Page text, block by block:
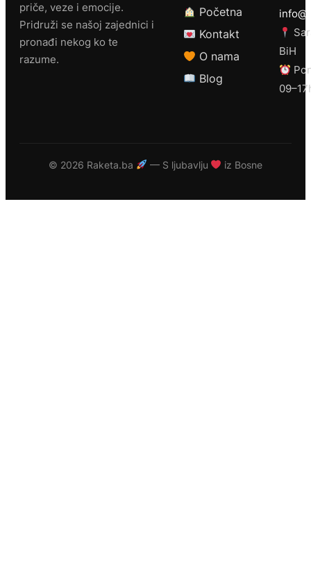
priče, veze i emocije.
Pridruži se našoj zajednici i
pronađi nekog ko te
razume.
Početna
Kontakt
O nama
Blog
BiH
© 2026 Raketa.ba — S ljubavlju iz Bosne